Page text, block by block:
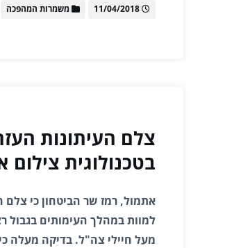
11/04/2018 משמרות המהפכה
צלם העיתונות
בטכנולוגית
אתמול, רמז שר הביטחון כי צלם
למוות במהלך העימותים בגבול
מעל חיילי צה"ל. בדיקה מעלה